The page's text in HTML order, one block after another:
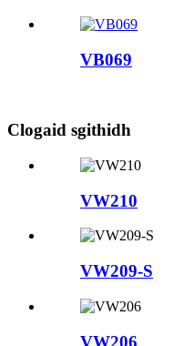
VB069
Clogaid sgithidh
VW210
VW209-S
VW206